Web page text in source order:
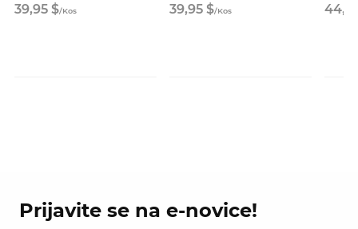
39,95 $/Kos 39,95 $/Kos 44,
Prijavite se na e-novice!